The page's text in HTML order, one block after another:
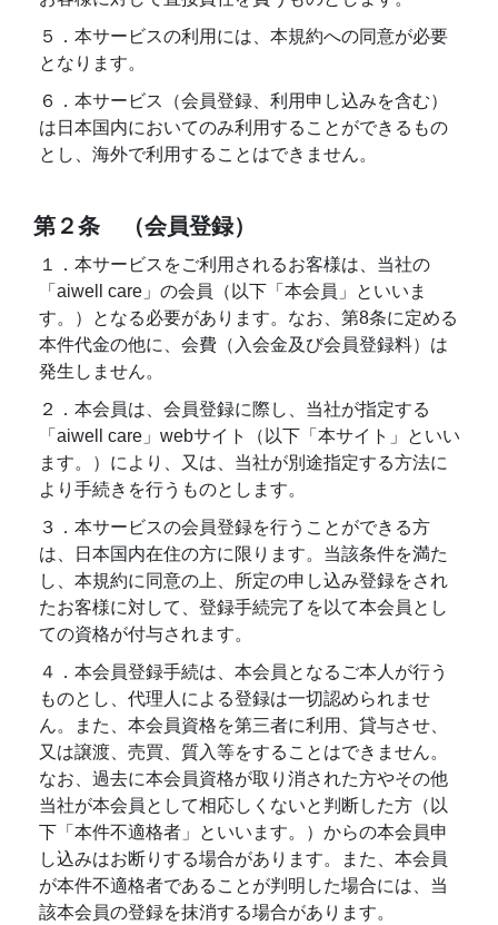
５．本サービスの利用には、本規約への同意が必要
となります。
６．本サービス（会員登録、利用申し込みを含む）
は日本国内においてのみ利用することができるもの
とし、海外で利用することはできません。
第２条 （会員登録）
１．本サービスをご利用されるお客様は、当社の
「aiwell care」の会員（以下「本会員」といいま
す。）となる必要があります。なお、第8条に定める
本件代金の他に、会費（入会金及び会員登録料）は
発生しません。
２．本会員は、会員登録に際し、当社が指定する
「aiwell care」webサイト（以下「本サイト」といい
ます。）により、又は、当社が別途指定する方法に
より手続きを行うものとします。
３．本サービスの会員登録を行うことができる方
は、日本国内在住の方に限ります。当該条件を満た
し、本規約に同意の上、所定の申し込み登録をされ
たお客様に対して、登録手続完了を以て本会員とし
ての資格が付与されます。
４．本会員登録手続は、本会員となるご本人が行う
ものとし、代理人による登録は一切認められませ
ん。また、本会員資格を第三者に利用、貸与させ、
又は譲渡、売買、質入等をすることはできません。
なお、過去に本会員資格が取り消された方やその他
当社が本会員として相応しくないと判断した方（以
下「本件不適格者」といいます。）からの本会員申
し込みはお断りする場合があります。また、本会員
が本件不適格者であることが判明した場合には、当
該本会員の登録を抹消する場合があります。